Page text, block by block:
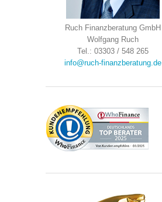
Ruch Finanzberatung GmbH
Wolfgang Ruch
Tel.: 03303 / 548 265
info@ruch-finanzberatung.de